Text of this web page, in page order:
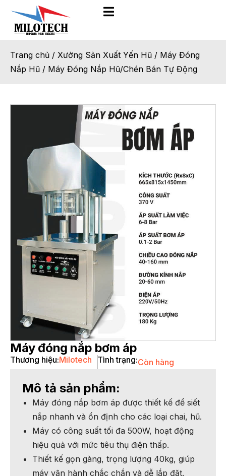
Trang chủ / Xưởng Sản Xuất Yến Hũ / Máy Đóng
Nắp Hũ / Máy Đóng Nắp Hũ/Chén Bán Tự Động
Máy đóng nắp bơm áp
Thương hiệu:Milotech Tình trạng:Còn hàng
Mô tả sản phẩm:
Máy đóng nắp bơm áp được thiết kế để siết
nắp nhanh và ổn định cho các loại chai, hũ.
Máy có công suất tối đa 500W, hoạt động
hiệu quả với mức tiêu thụ điện thấp.
Thiết kế gọn gàng, trọng lượng 40kg, giúp
máy vận hành chắc chắn và dễ lắp đặt.